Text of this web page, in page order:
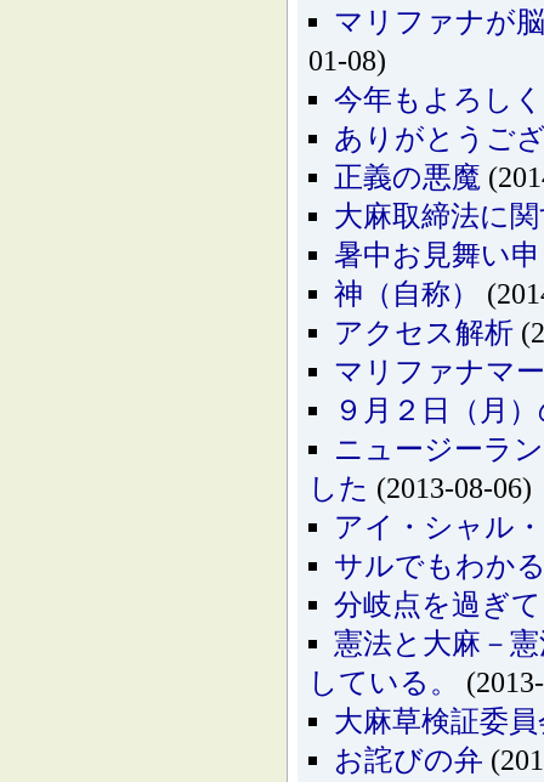
マリファナが
01-08)
今年もよろし
ありがとうご
正義の悪魔
大麻取締法に
暑中お見舞い
神（自称）
アクセス解析
マリファナマ
９月２日（月
ニュージーラ
した (2013-08-06)
アイ・シャル
サルでもわか
分岐点を過ぎて
憲法と大麻－
している。
大麻草検証委
お詫びの弁